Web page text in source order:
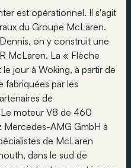
est opérationnel. Il s'agit
du Groupe McLaren.
on y construit une
McLaren. La « Flèche
jour à Woking, à partir de
fabriquées par les
de
moteur V8 de 460
AMG GmbH à
de McLaren
dans le sud de